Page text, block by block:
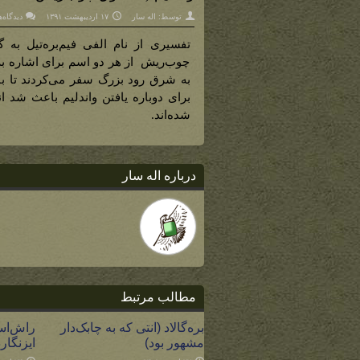
توسط: اله سار ۱۷ اردیبهشت ۱۳۹۱
تفسیری از نام الفی فیم‌بره‌تیل
چوب‌ریش از هر دو اسم برای اشاره به
به شرق رود بزرگ سفر می‌کردند تا
برای دوباره یافتن واندلیم باعث شد
شده‌اند.
درباره اله سار
مطالب مرتبط
بره‌گالاد (انتی که به چابک‌دار
مشهور بود)